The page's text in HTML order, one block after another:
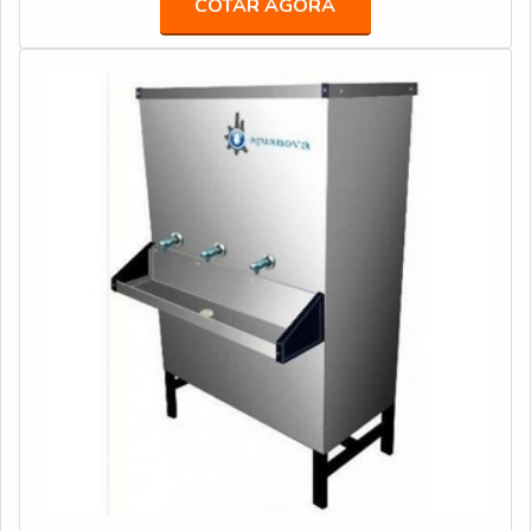
obterá proteção com comprometimento com os
resultados dos clientes.MAIS SOBRE COMPRAR
PURIFICADOR DE AGUA COM COMPRESSORA
Veneza Filtros objetiva sua energia em oferecer aos
parceiros uma estrutura com escritório de alta qualidade
onde são realizadas as atividades e estrutura suficiente
para atender todas as demandas, tudo isso para garantir
que se tenha comprar purificador de agua com
compressor com assertividade.Há muitas maneiras
eficientes de demonstrar competência e excelência em
sua área de atuação. A Veneza Filtros se mostra
referência por ter: Soluções para quem busca a melhor
qualidade para a sua água; Comprometimento com os
resultados dos clientes; Atendimento de forma
personalizada para cada cliente.Discorrendo ainda sobre
comprar purificador de agua com compressor, sempre
deve-se buscar uma empresa que tenha produtos e
serviços com ótima qualidade e excelente custo-
COTAR AGORA